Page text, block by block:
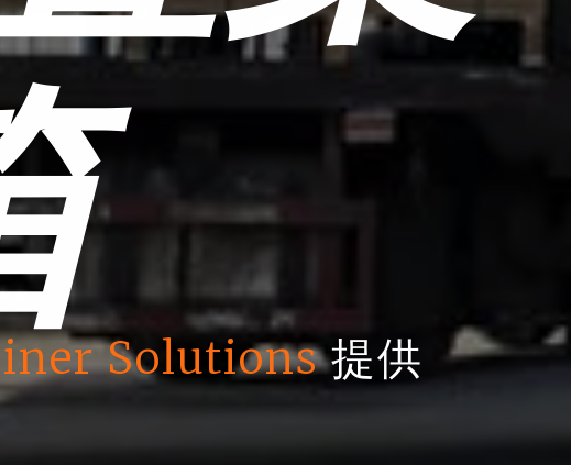
Solutions提供